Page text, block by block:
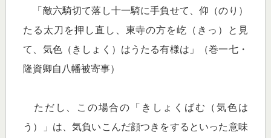
「敵六騎切て落し十一騎に手負せて、仰（のり）
たる太刀を押し直し、東寺の方を屹（きっ）と見
て、気色（きしょく）はうたる有様は」（巻一七・
隆資卿自八幡被寄事）
ただし、この場合の「きしょくばむ（気色は
う）」は、気負いこんだ顔つきをするといった意味